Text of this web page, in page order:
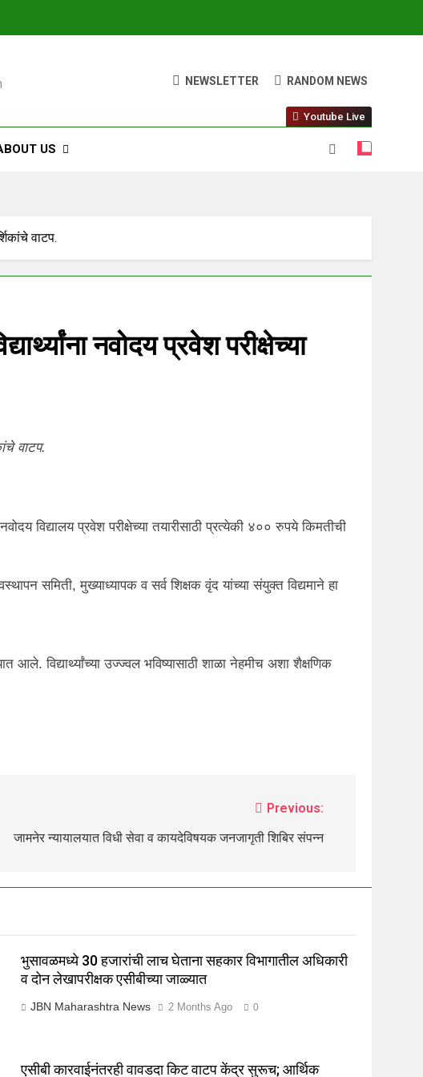
NEWSLETTER RANDOM NEWS
US
Youtube Live
वाटप.
नवोदय प्रवेश परीक्षेच्या
वाटप.
विद्यालय प्रवेश परीक्षेच्या तयारीसाठी प्रत्येकी ४०० रुपये किमतीची
व्यवस्थापन समिती, मुख्याध्यापक व सर्व शिक्षक वृंद यांच्या संयुक्त विद्यमाने हा
विद्यार्थ्यांच्या उज्ज्वल भविष्यासाठी शाळा नेहमीच अशा शैक्षणिक
Previous:
जामनेर न्यायालयात विधी सेवा व कायदेविषयक जनजागृती शिबिर संपन्न
भुसावळमध्ये 30 हजारांची लाच घेताना सहकार विभागातील अधिकारी
व दोन लेखापरीक्षक एसीबीच्या जाळ्यात
JBN Maharashtra News 2 Months Ago 0
एसीबी कारवाईनंतरही वावडदा किट वाटप केंद्र सुरूच; आर्थिक